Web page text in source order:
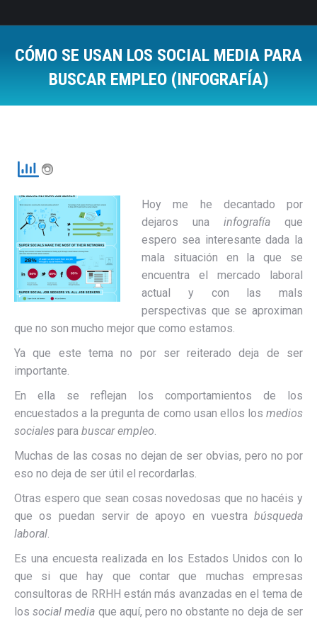
CÓMO SE USAN LOS SOCIAL MEDIA PARA
BUSCAR EMPLEO (INFOGRAFÍA)
Hoy me he decantado por
dejaros una infografía que
espero sea interesante dada la
mala situación en la que se
encuentra el mercado laboral
actual y con las mals
perspectivas que se aproximan
que no son mucho mejor que como estamos.
Ya que este tema no por ser reiterado deja de ser
importante.
En ella se reflejan los comportamientos de los
encuestados a la pregunta de como usan ellos los medios
sociales para buscar empleo.
Muchas de las cosas no dejan de ser obvias, pero no por
eso no deja de ser útil el recordarlas.
Otras espero que sean cosas novedosas que no hacéis y
que os puedan servir de apoyo en vuestra búsqueda
laboral.
Es una encuesta realizada en los Estados Unidos con lo
que si que hay que contar que muchas empresas
consultoras de RRHH están más avanzadas en el tema de
lossocial media que aquí, pero no obstante no deja de ser